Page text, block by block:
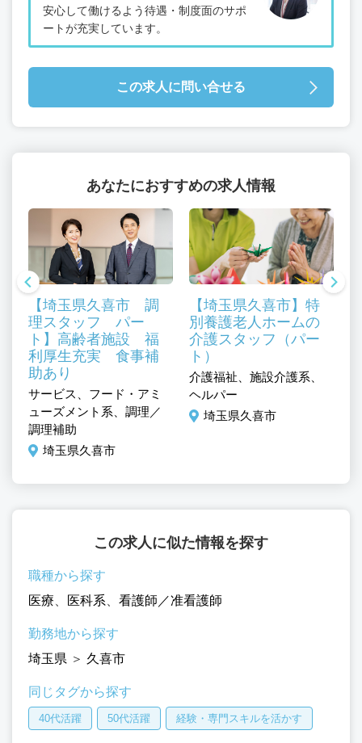
安心して働けるよう待遇・制度面のサポ
ートが充実しています。
この求人に問い合せる
あなたにおすすめの求人情報
【埼玉県久喜市 調
理スタッフ パー
ト】高齢者施設 福
利厚生充実 食事補
助あり
サービス、フード・アミ
ューズメント系、調理／
調理補助
埼玉県久喜市
【埼玉県久喜市】特
別養護老人ホームの
介護スタッフ（パー
ト）
介護福祉、施設介護系、
ヘルパー
埼玉県久喜市
この求人に似た情報を探す
職種から探す
医療
医科系 看護師／准看護師
勤務地から探す
埼玉県 ＞ 久喜市
同じタグから探す
40代活躍 50代活躍 経験・専門スキルを活かす